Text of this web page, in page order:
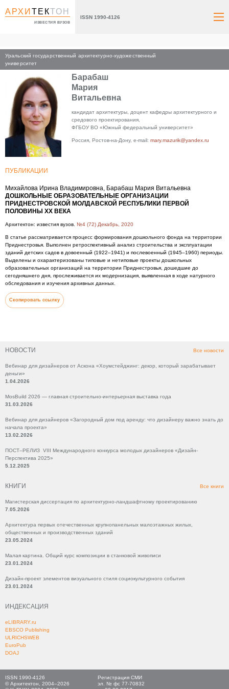
АРХИТЕКТОН
ИЗВЕСТИЯ ВУЗОВ
ISSN 1990-4126
Уральский государственный архитектурно-художественный
университет
НОВОСТИ Все новости
Вебинар для дизайнеров от Аскона «Хоумстейджинг: декор, который зарабатывает
деньги»
1.04.2026
MosBuild 2026 — главная строительно-интерьерная выставка года
31.03.2026
Вебинар для дизайнеров «Загородный дом под аренду: что дизайнеру важно знать до
начала проекта»
13.02.2026
ПОСТ–РЕЛИЗ VIII Международного конкурса молодых дизайнеров «Дизайн-
Перспектива 2025»
5.12.2025
КНИГИ Все книги
Магистерская диссертация по архитектурно-ландшафтному проектированию
7.05.2026
Архитектура первых отечественных крупнопанельных малоэтажных жилых,
общественных и производственных зданий
23.05.2024
Малая картина. Общий курс композиции в станковой живописи
23.01.2024
Дизайн-проект элементов визуального стиля социокультурного события
23.01.2024
ИНДЕКСАЦИЯ
eLIBRARY.ru
EBSCO Publishing
ULRICHSWEB
EuroPub
DOAJ
Главная
Барабаш
Мария
Витальевна
кандидат архитектуры, доцент кафедры архитектурного и
средового проектирования,
ФГБОУ ВО «Южный федеральный университет»
Россия, Ростов-на-Дону, e-mail: mary.mazurik@yandex.ru
ПУБЛИКАЦИИ
Михайлова Ирина Владимировна, Барабаш Мария Витальевна
ДОШКОЛЬНЫЕ ОБРАЗОВАТЕЛЬНЫЕ ОРГАНИЗАЦИИ
ПРИДНЕСТРОВСКОЙ МОЛДАВСКОЙ РЕСПУБЛИКИ ПЕРВОЙ
ПОЛОВИНЫ XX ВЕКА
Архитектон: известия вузов. №4 (72) Декабрь, 2020
В статье рассматривается процесс формирования дошкольного фонда на территории
Приднестровья. Выполнен ретроспективный анализ строительства и эксплуатации
зданий детских садов в довоенный (1922–1941) и послевоенный (1945–1960) периоды.
Выделены и охарактеризованы типовые и нетиповые проекты дошкольных
образовательных организаций на территории Приднестровья, дошедшие до
сегодняшнего дня, прослеживается их модернизация, выявленная в ходе натурного
обследования и изучения архивных данных.
Скопировать ссылку
ISSN 1990-4126
© Архитектон, 2004–2026
Регистрация СМИ
эл. № фс 77-70832